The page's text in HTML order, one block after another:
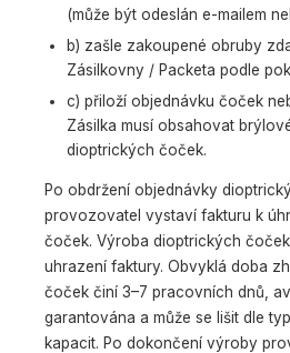
(může být odeslán e-mailem
b) zašle zakoupené obruby
Zásilkovny / Packeta podle
c) přiloží objednávku čoček
Zásilka musí obsahovat
dioptrických čoček.
Po obdržení objednávky
provozovatel vystaví fakturu k
čoček. Výroba dioptrických
uhrazení faktury. Obvyklá doba
čoček činí 3–7 pracovních dnů,
garantována a může se lišit dle
kapacit. Po dokončení výroby